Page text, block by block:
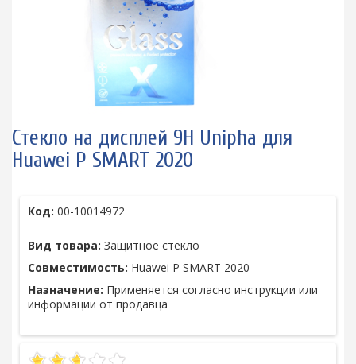
Стекло на дисплей 9H Unipha для
Huawei P SMART 2020
Код: 00-10014972
Вид товара: Защитное стекло
Совместимость: Huawei P SMART 2020
Назначение: Применяется согласно инструкции или
информации от продавца